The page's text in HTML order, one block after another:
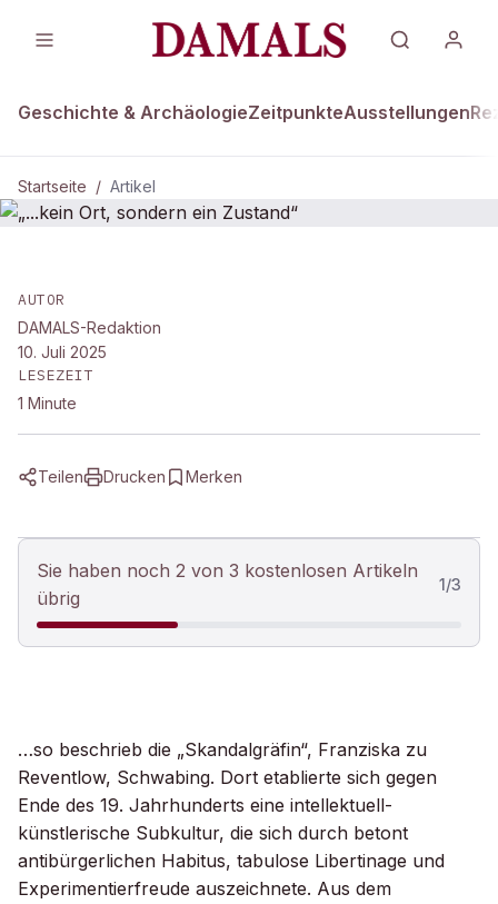
Geschichte & ArchäologieZeitpunkteAusstellungen
Startseite / Artikel
„...kein Ort, sondern ein Zustand“
AUTOR
DAMALS-Redaktion
10. Juli 2025
LESEZEIT
1 Minute
Teilen Drucken Merken
Sie haben noch 2 von 3 kostenlosen Artikeln
übrig
1/3
…so beschrieb die „Skandalgräfin“, Franziska zu
Reventlow, Schwabing. Dort etablierte sich gegen
Ende des 19. Jahrhunderts eine intellektuell-
künstlerische Subkultur, die sich durch betont
antibürgerlichen Habitus, tabulose Libertinage und
Experimentierfreude auszeichnete. Aus dem